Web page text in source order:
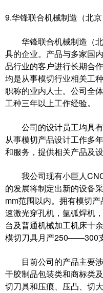
9.华锋联合机械制造（北
华锋联合机械制造（北
具的企业。产品与多家国
品行业的客户进行长期合
均是从事模切行业相关工
职称的业内人士。公司全
工种三年以上工作经验。
公司的设计员工均具有
从事模切产品设计工作多
和服务，提供相关产品及
我公司现有小巨人CNC
的发展将制定出新的设备
mm范围以内。拥有模切
速激光穿孔机，氩弧焊机
台及普通机械加工机床十
模切刀具月产250——300
目前公司的产品主要涉
干胶制品包装类和商标类
切刀具和压痕、压凸、切